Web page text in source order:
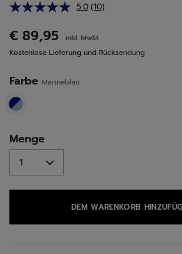
5.0 10
Link
auf
derselben
(10)
€ 89,95
inkl. MwSt
Kostenlose Lieferung und Rücksendung
Farbe Marineblau
selected
Menge
DEM WARENKORB